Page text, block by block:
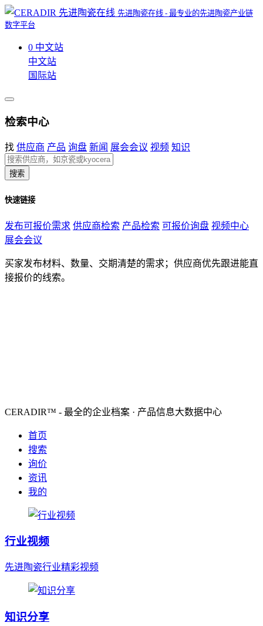
先进陶瓷在线 - 最专业的先进陶瓷产业链
数字平台
0 中文站
中文站
国际站
检索中心
找 供应商 产品 询盘 新闻 展会会议 视频 知识
搜索
快速链接
发布可报价需求 供应商检索 产品检索 可报价询盘 视频中心
展会会议
买家发布材料、数量、交期清楚的需求；供应商优先跟进能直
接报价的线索。
CERADIR™ - 最全的企业档案 · 产品信息大数据中心
首页
搜索
询价
资讯
我的
行业视频
先进陶瓷行业精彩视频
知识分享